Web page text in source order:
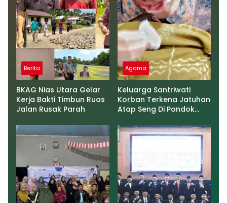
Berita
BKAG Nias Utara Gelar
Kerja Bakti Timbun Ruas
Jalan Rusak Parah
Agama
Keluarga Santriwati
Korban Terkena Jatuhan
Atap Seng Di Pondok
Minta Pengelola Ponpes
Jangan Abai dan harus
Bertanggung Jawab